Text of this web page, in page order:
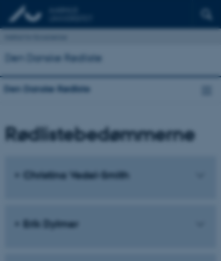
Den Danske Rødliste
Den Danske Rødliste
Rødlistebedømmerne
Christina Vedel-Smith
Erik Dylmer